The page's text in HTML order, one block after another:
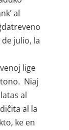
al
julio, la
lige
Niaj
al
al la
ke en